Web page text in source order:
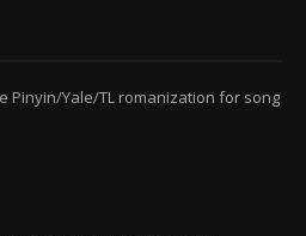
Pinyin/Yale/TL romanization for song